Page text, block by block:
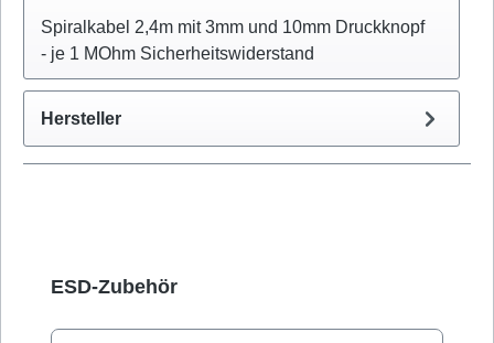
Spiralkabel 2,4m mit 3mm und 10mm Druckknopf
- je 1 MOhm Sicherheitswiderstand
Hersteller
Produktgalerie überspringen
ESD-Zubehör